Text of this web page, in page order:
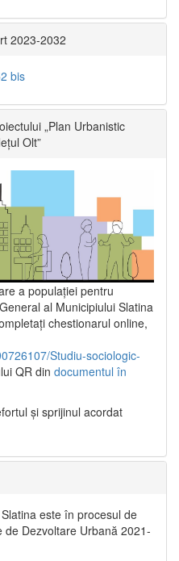
2023-2032
bis
„Plan Urbanistic
Olt”
a populaţiei pentru
al Municipiului Slatina
chestionarul online,
Studiu-sociologic-
QR din documentul în
şi sprijinul acordat
este în procesul de
Dezvoltare Urbană 2021‐